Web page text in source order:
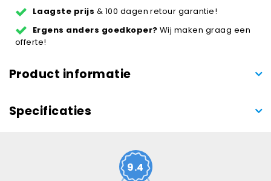
Laagste prijs & 100 dagen retour garantie!
Ergens anders goedkoper? Wij maken graag een
offerte!
Product informatie
Specificaties
9.4